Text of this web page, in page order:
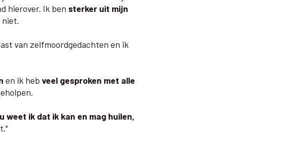
hierover. Ik ben sterker uit mijn
niet.
van zelfmoordgedachten en ik
en ik heb veel gesproken met alle
weet ik dat ik kan en mag huilen,